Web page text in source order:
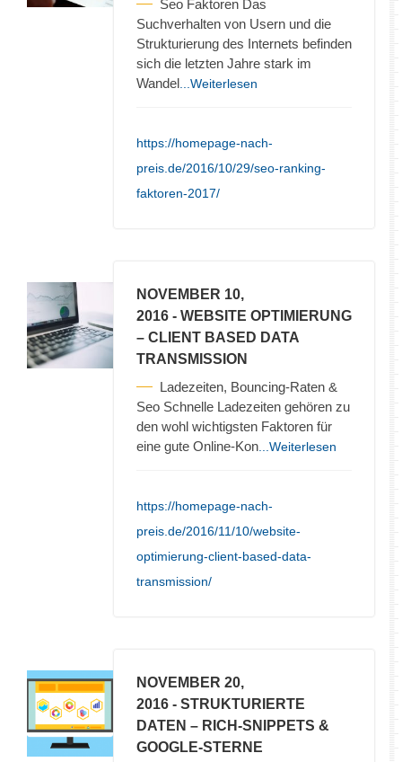
Seo Faktoren Das
Suchverhalten von Usern und die
Strukturierung des Internets befinden
sich die letzten Jahre stark im
Wandel ...Weiterlesen
https://homepage-nach-
preis.de/2016/10/29/seo-ranking-
faktoren-2017/
NOVEMBER 10,
2016 - WEBSITE OPTIMIERUNG
– CLIENT BASED DATA
TRANSMISSION
Ladezeiten, Bouncing-Raten &
Seo Schnelle Ladezeiten gehören zu
den wohl wichtigsten Faktoren für
eine gute Online-Kon ...Weiterlesen
https://homepage-nach-
preis.de/2016/11/10/website-
optimierung-client-based-data-
transmission/
NOVEMBER 20,
2016 - STRUKTURIERTE
DATEN – RICH-SNIPPETS &
GOOGLE-STERNE